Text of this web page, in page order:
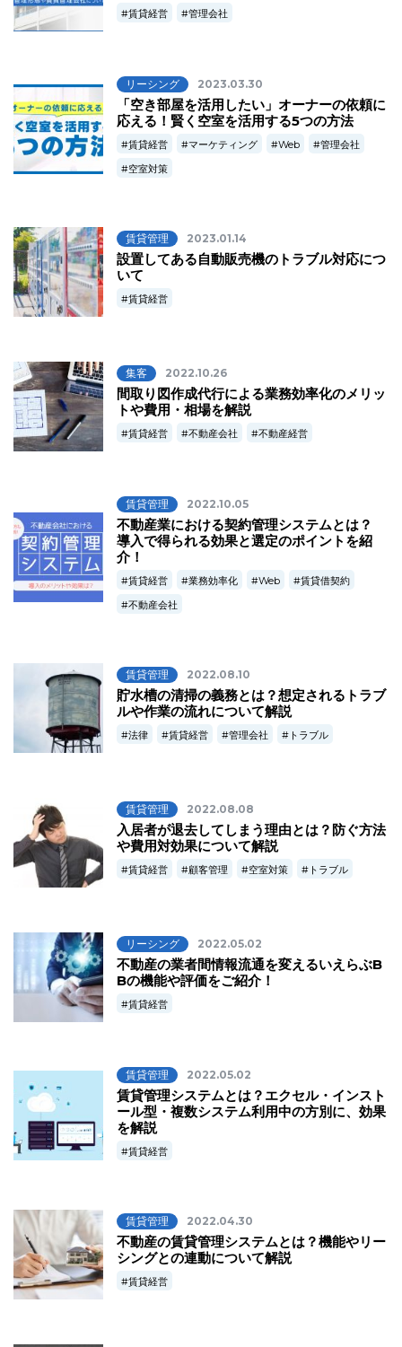
賃貸経営 管理会社
リーシング 2023.03.30
「空き部屋を活用したい」オーナーの依頼に
応える！賢く空室を活用する5つの方法
賃貸経営 マーケティング Web
管理会社
空室対策
賃貸管理 2023.01.14
設置してある自動販売機のトラブル対応につ
いて
賃貸経営
集客 2022.10.26
間取り図作成代行による業務効率化のメリッ
トや費用・相場を解説
賃貸経営 不動産会社 不動産経営
賃貸管理 2022.10.05
不動産業における契約管理システムとは？
導入で得られる効果と選定のポイントを紹
介！
賃貸経営 業務効率化 Web
賃貸借契約
不動産会社
賃貸管理 2022.08.10
貯水槽の清掃の義務とは？想定されるトラブ
ルや作業の流れについて解説
法律 賃貸経営 管理会社 トラブル
賃貸管理 2022.08.08
入居者が退去してしまう理由とは？防ぐ方法
や費用対効果について解説
賃貸経営 顧客管理 空室対策 トラブル
リーシング 2022.05.02
不動産の業者間情報流通を変えるいえらぶB
Bの機能や評価をご紹介！
賃貸経営
賃貸管理 2022.05.02
賃貸管理システムとは？エクセル・インスト
ール型・複数システム利用中の方別に、効果
を解説
賃貸経営
賃貸管理 2022.04.30
不動産の賃貸管理システムとは？機能やリー
シングとの連動について解説
賃貸経営